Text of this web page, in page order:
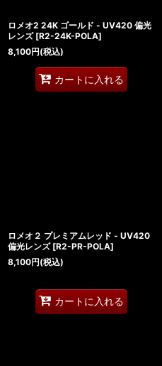
ロメオ2 24K ゴールド - UV420 偏光
レンズ [R2-24K-POLA]
8,100円(税込)
カートに入れる
ロメオ２ プレミアムレッド - UV420
偏光レンズ [R2-PR-POLA]
8,100円(税込)
カートに入れる